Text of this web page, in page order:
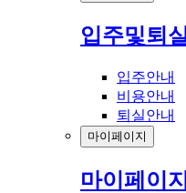
입주및퇴실
입주안내
비용안내
퇴실안내
마이페이지
마이페이지